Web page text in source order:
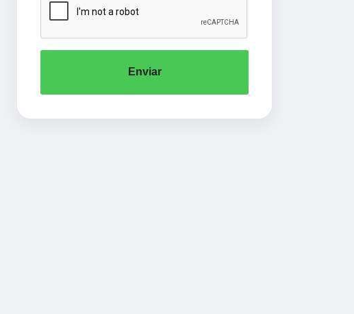
Enviar